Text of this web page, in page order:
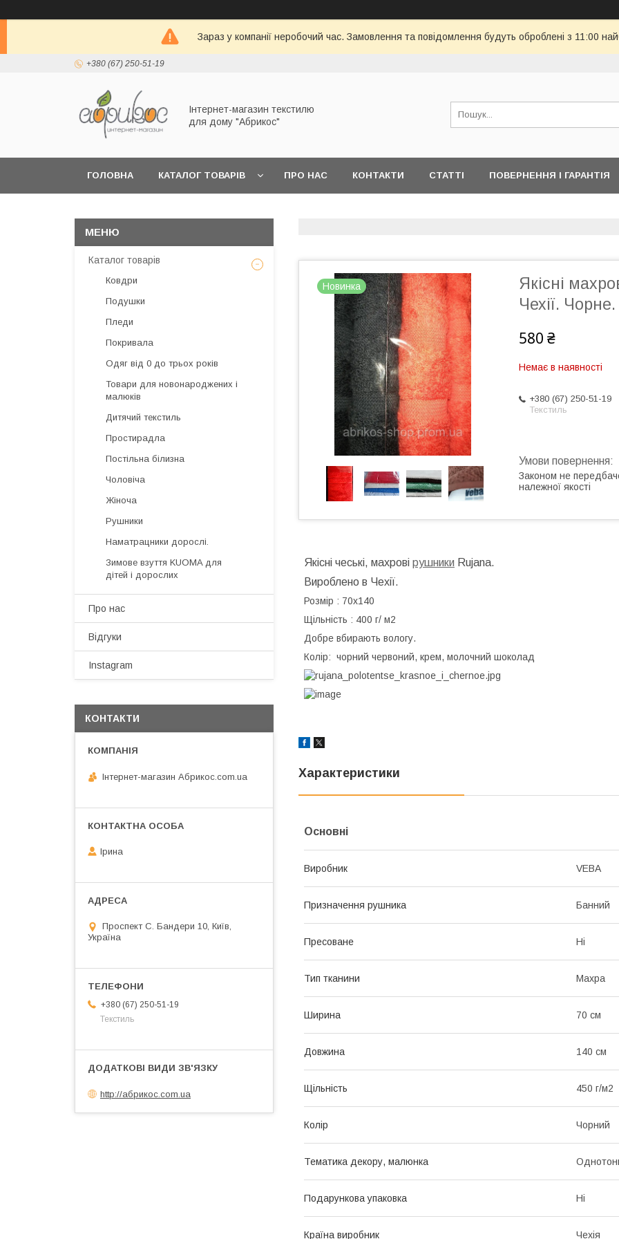
Зараз у компанії неробочий час. Замовлення та повідомлення будуть оброблені з 11:00
+380 (67) 250-51-19
Інтернет-магазин текстилю
для дому "Абрикос"
ГОЛОВНА КАТАЛОГ ТОВАРІВ ПРО НАС КОНТАКТИ СТАТТІ ПОВЕРНЕННЯ І ГАРАНТІЯ
Новинка
Якісні
Чехії. Чорне.
580 ₴
Немає в наявності
+380 (67) 250-51-19
Текстиль
Законом не
належної якості
Якісні чеські, махрові рушники Rujana.
Вироблено в Чехії.
Розмір : 70х140
Щільність : 400 г/ м2
Добре вбирають вологу.
Колір: чорний червоний, крем, молочний шоколад
Характеристики
Основні
Виробник VEBA
Призначення рушника Банний
Пресоване Ні
Тип тканини Махра
Ширина 70 см
Довжина 140 см
Щільність 450 г/м2
Колір Чорний
Тематика декору, малюнка
Подарункова упаковка Ні
Країна виробник Чехія
Каталог товарів
Ковдри
Подушки
Пледи
Покривала
Одяг від 0 до трьох років
Товари для новонароджених і
малюків
Дитячий текстиль
Простирадла
Постільна білизна
Чоловіча
Жіноча
Рушники
Наматрацники дорослі.
Зимове взуття KUOMA для
дітей і дорослих
Про нас
Відгуки
Instagram
КОНТАКТИ
Інтернет-магазин Абрикос.com.ua
Ірина
Проспект С. Бандери 10, Київ,
Україна
+380 (67) 250-51-19
Текстиль
http://абрикос.com.ua